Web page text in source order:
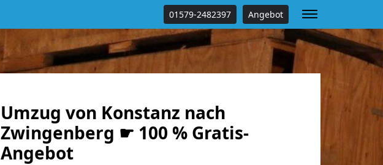
01579-2482397 Angebot
Umzug von Konstanz nach
Zwingenberg ☛ 100 % Gratis-
Angebot